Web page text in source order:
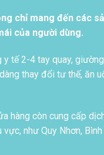
chỉ mang đến các
của người dùng.
tế 2-4 tay quay,
thay đổi tư thế, ăn
hàng còn cung cấp
như Quy Nhơn, Bình